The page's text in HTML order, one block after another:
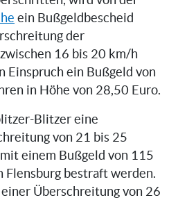
ein Bußgeldbescheid
der
16 bis 20 km/h
Einspruch ein Bußgeld von
in Höhe von 28,50 Euro.
Blitzer eine
von 21 bis 25
einem Bußgeld von 115
Flensburg bestraft werden.
Überschreitung von 26